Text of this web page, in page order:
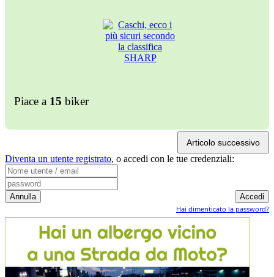
Piace a 15 biker
Articolo successivo
Diventa un utente registrato, o accedi con le tue credenziali:
Hai dimenticato la password?